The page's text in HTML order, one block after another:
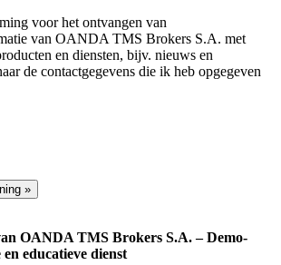
voor het ontvangen van
van OANDA TMS Brokers S.A. met
en diensten, bijv. nieuws en
de contactgegevens die ik heb opgegeven
»
OANDA TMS Brokers S.A. – Demo-
educatieve dienst